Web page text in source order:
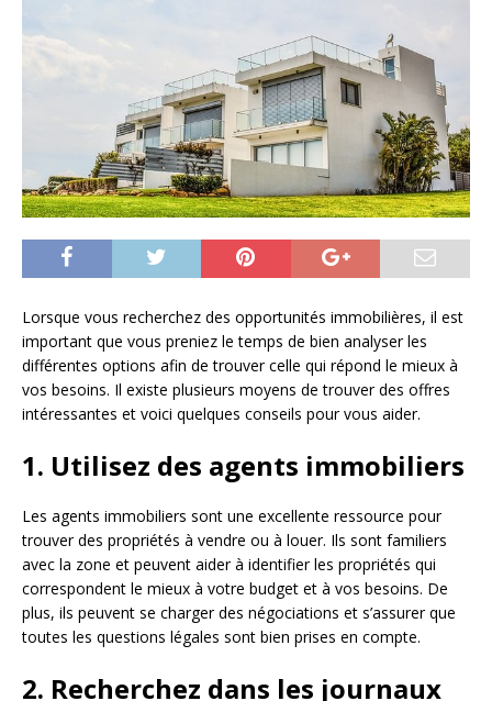
Lorsque vous recherchez des opportunités immobilières, il est
important que vous preniez le temps de bien analyser les
différentes options afin de trouver celle qui répond le mieux à
vos besoins. Il existe plusieurs moyens de trouver des offres
intéressantes et voici quelques conseils pour vous aider.
1. Utilisez des agents immobiliers
Les agents immobiliers sont une excellente ressource pour
trouver des propriétés à vendre ou à louer. Ils sont familiers
avec la zone et peuvent aider à identifier les propriétés qui
correspondent le mieux à votre budget et à vos besoins. De
plus, ils peuvent se charger des négociations et s’assurer que
toutes les questions légales sont bien prises en compte.
2. Recherchez dans les journaux